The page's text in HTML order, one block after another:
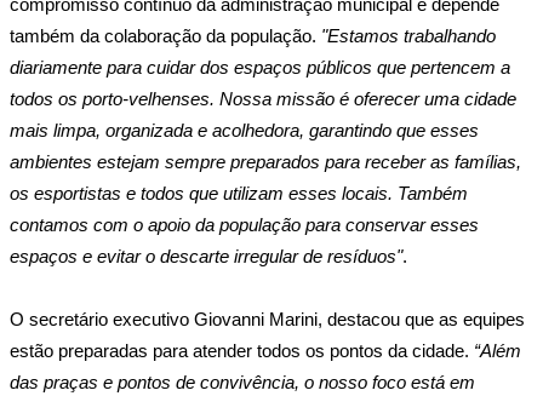
compromisso contínuo da administração municipal e depende
também da colaboração da população. "Estamos trabalhando
diariamente para cuidar dos espaços públicos que pertencem a
todos os porto-velhenses. Nossa missão é oferecer uma cidade
mais limpa, organizada e acolhedora, garantindo que esses
ambientes estejam sempre preparados para receber as famílias,
os esportistas e todos que utilizam esses locais. Também
contamos com o apoio da população para conservar esses
espaços e evitar o descarte irregular de resíduos".
O secretário executivo Giovanni Marini, destacou que as equipes
estão preparadas para atender todos os pontos da cidade. “Além
das praças e pontos de convivência, o nosso foco está em